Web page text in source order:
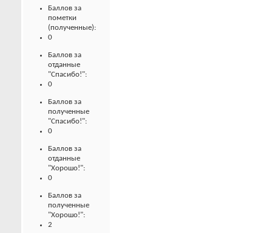
Баллов за
пометки
(полученные):
0
Баллов за
отданные
"Спасибо!":
0
Баллов за
полученные
"Спасибо!":
0
Баллов за
отданные
"Хорошо!":
0
Баллов за
полученные
"Хорошо!":
2